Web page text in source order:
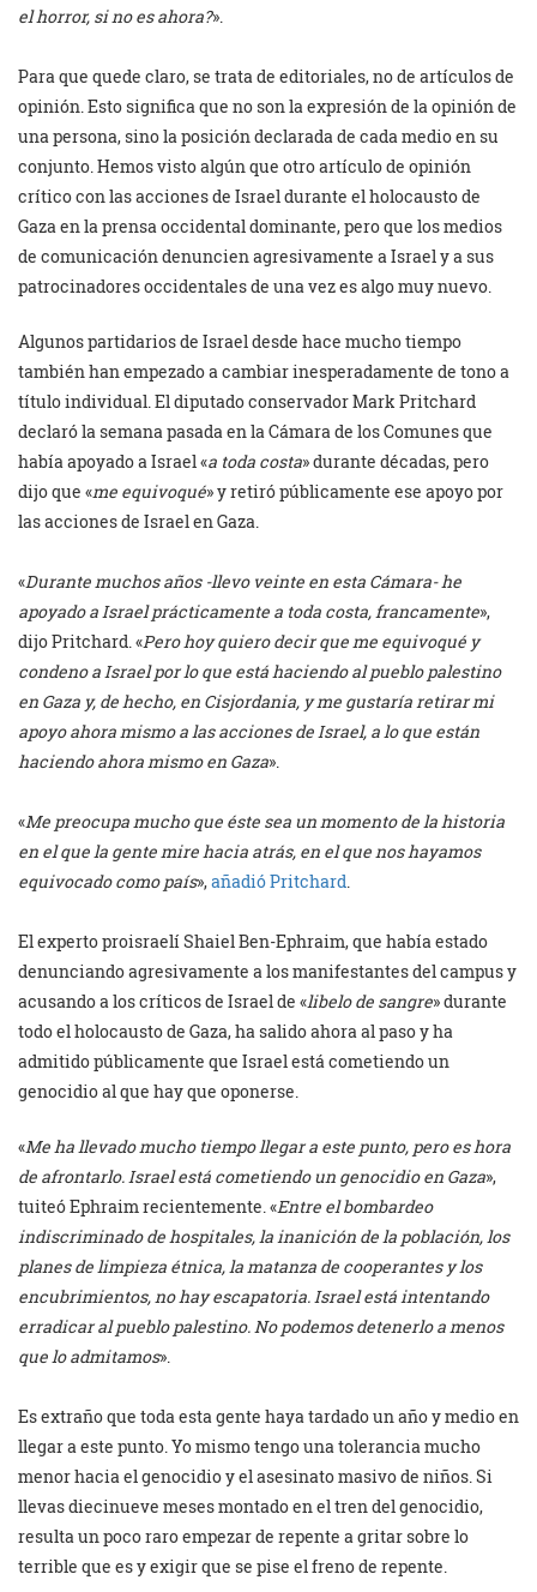
el horror, si no es ahora?».
Para que quede claro, se trata de editoriales, no de artículos de
opinión. Esto significa que no son la expresión de la opinión de
una persona, sino la posición declarada de cada medio en su
conjunto. Hemos visto algún que otro artículo de opinión
crítico con las acciones de Israel durante el holocausto de
Gaza en la prensa occidental dominante, pero que los medios
de comunicación denuncien agresivamente a Israel y a sus
patrocinadores occidentales de una vez es algo muy nuevo.
Algunos partidarios de Israel desde hace mucho tiempo
también han empezado a cambiar inesperadamente de tono a
título individual. El diputado conservador Mark Pritchard
declaró la semana pasada en la Cámara de los Comunes que
había apoyado a Israel «a toda costa» durante décadas, pero
dijo que «me equivoqué» y retiró públicamente ese apoyo por
las acciones de Israel en Gaza.
«Durante muchos años -llevo veinte en esta Cámara- he
apoyado a Israel prácticamente a toda costa, francamente»,
dijo Pritchard. «Pero hoy quiero decir que me equivoqué y
condeno a Israel por lo que está haciendo al pueblo palestino
en Gaza y, de hecho, en Cisjordania, y me gustaría retirar mi
apoyo ahora mismo a las acciones de Israel, a lo que están
haciendo ahora mismo en Gaza».
«Me preocupa mucho que éste sea un momento de la historia
en el que la gente mire hacia atrás, en el que nos hayamos
equivocado como país»,añadió Pritchard.
El experto proisraelí Shaiel Ben-Ephraim, que había estado
denunciando agresivamente a los manifestantes del campus y
acusando a los críticos de Israel de «libelo de sangre» durante
todo el holocausto de Gaza, ha salido ahora al paso y ha
admitido públicamente que Israel está cometiendo un
genocidio al que hay que oponerse.
«Me ha llevado mucho tiempo llegar a este punto, pero es hora
de afrontarlo. Israel está cometiendo un genocidio en Gaza»,
tuiteó Ephraim recientemente. «Entre el bombardeo
indiscriminado de hospitales, la inanición de la población, los
planes de limpieza étnica, la matanza de cooperantes y los
encubrimientos, no hay escapatoria. Israel está intentando
erradicar al pueblo palestino. No podemos detenerlo a menos
que lo admitamos».
Es extraño que toda esta gente haya tardado un año y medio en
llegar a este punto. Yo mismo tengo una tolerancia mucho
menor hacia el genocidio y el asesinato masivo de niños. Si
llevas diecinueve meses montado en el tren del genocidio,
resulta un poco raro empezar de repente a gritar sobre lo
terrible que es y exigir que se pise el freno de repente.